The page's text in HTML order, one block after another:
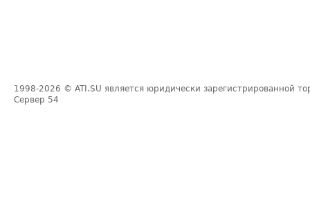
1998-2026 © ATI.SU является юридически зарегистрированной
Сервер 54